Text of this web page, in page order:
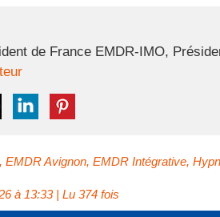
de France EMDR-IMO,
, EMDR Avignon, EMDR Intégrative,
à 13:33 | Lu 374 fois